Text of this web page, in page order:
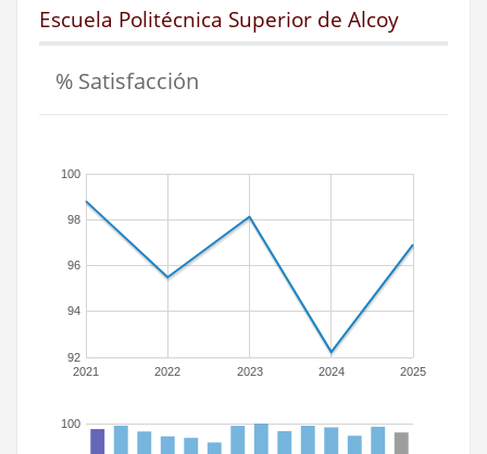
Escuela Politécnica Superior de Alcoy
% Satisfacción
2021 2022 2023 2024 2025
92
94
96
98
100
100